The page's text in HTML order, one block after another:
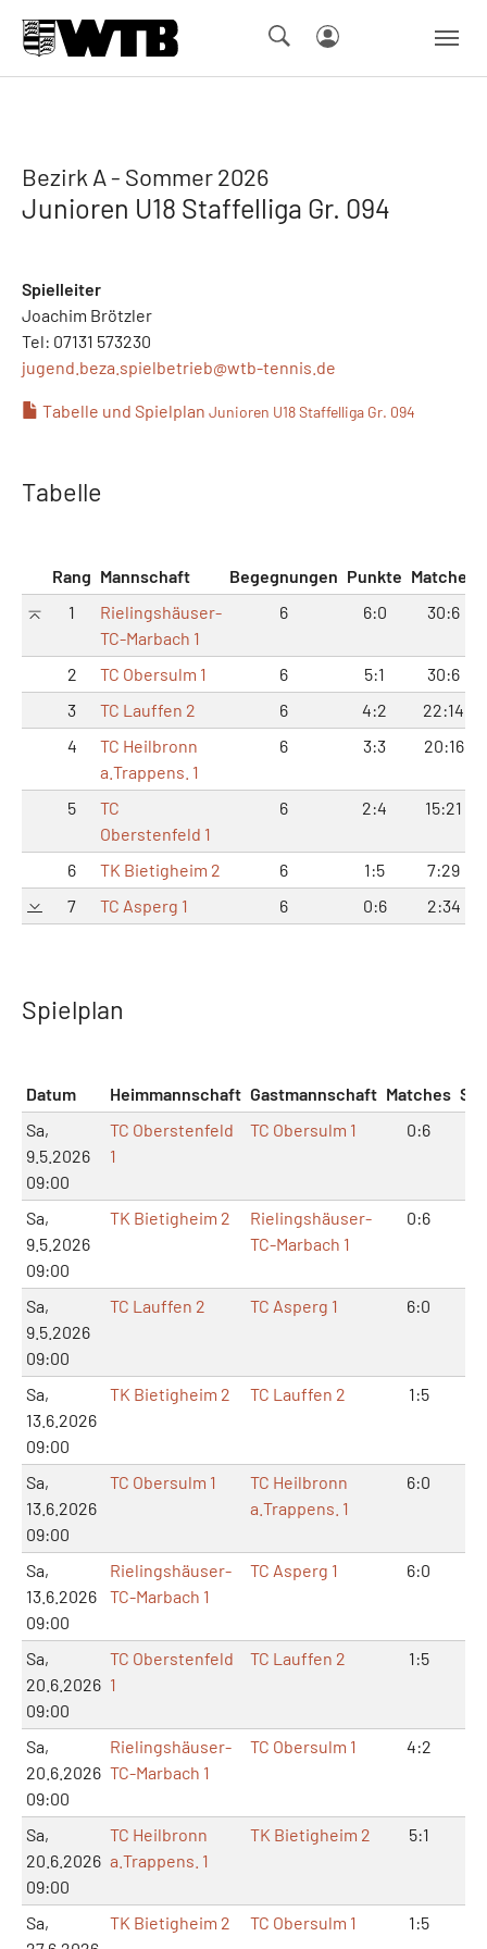
Bezirk A - Sommer 2026
Junioren U18 Staffelliga Gr. 094
Spielleiter
Joachim Brötzler
Tel: 07131 573230
jugend.beza.spielbetrieb@wtb-tennis.de
Tabelle und Spielplan Junioren U18 Staffelliga Gr. 094
Tabelle
Rang Mannschaft Begegnungen Punkte Matches
1
Rielingshäuser-
TC-Marbach 1
6 6:0 30:6
2 TC Obersulm 1 6 5:1 30:6
3
TC Lauffen 2 6 4:2
22:14
4
TC Heilbronn
a.Trappens. 1
6 3:3 20:16
5
TC
Oberstenfeld 1
6 2:4 15:21
6 TK Bietigheim 2 6 1:5 7:29
7
TC Asperg 1 6 0:6 2:34
Spielplan
Datum Heimmannschaft Gastmannschaft Matches
Sa,
9.5.2026
09:00
TC Oberstenfeld
1
TC Obersulm 1 0:6
Sa,
9.5.2026
09:00
TK Bietigheim 2
Rielingshäuser-
TC-Marbach 1
0:6
Sa,
9.5.2026
09:00
TC Lauffen 2 TC Asperg 1 6:0
Sa,
13.6.2026
09:00
TK Bietigheim 2 TC Lauffen 2 1:5
Sa,
13.6.2026
09:00
TC Obersulm 1
TC Heilbronn
a.Trappens. 1
6:0
Sa,
13.6.2026
09:00
Rielingshäuser-
TC-Marbach 1
TC Asperg 1 6:0
Sa,
20.6.2026
09:00
TC Oberstenfeld
1
TC Lauffen 2 1:5
Sa,
20.6.2026
09:00
Rielingshäuser-
TC-Marbach 1
TC Obersulm 1 4:2
Sa,
20.6.2026
09:00
TC Heilbronn
a.Trappens. 1
TK Bietigheim 2 5:1
Sa,
TK Bietigheim 2 TC Obersulm 1 1:5